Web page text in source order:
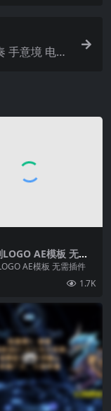
手意境 电子
AE模板 无需
AE模板 无需插件
1.7K